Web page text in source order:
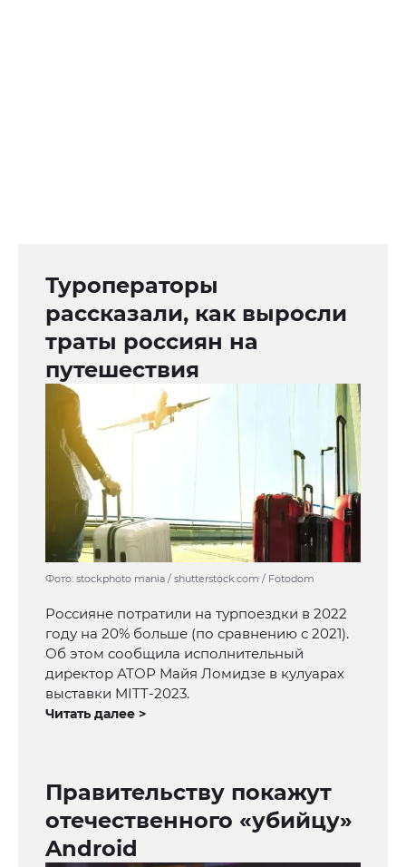
Туроператоры
рассказали, как выросли
траты россиян на
путешествия
Фото: stockphoto mania / shutterstock.com / Fotodom
Россияне потратили на турпоездки в 2022
году на 20% больше (по сравнению с 2021).
Об этом сообщила исполнительный
директор АТОР Майя Ломидзе в кулуарах
выставки MITT-2023.
Читать далее >
Правительству покажут
отечественного «убийцу»
Android